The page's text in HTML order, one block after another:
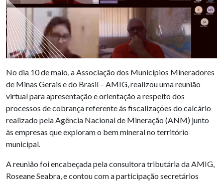
No dia 10 de maio, a Associação dos Municípios Mineradores
de Minas Gerais e do Brasil – AMIG, realizou uma reunião
virtual para apresentação e orientação a respeito dos
processos de cobrança referente às fiscalizações do calcário
realizado pela Agência Nacional de Mineração (ANM) junto
às empresas que exploram o bem mineral no território
municipal.
A reunião foi encabeçada pela consultora tributária da AMIG,
Roseane Seabra, e contou com a participação secretários